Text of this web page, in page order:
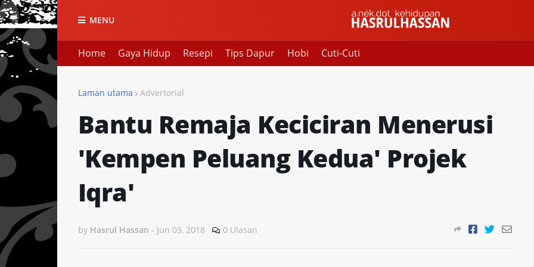
MENU
Home Gaya Hidup Resepi Tips Dapur Hobi Cuti-Cuti
Laman utama Advertorial
Bantu Remaja Keciciran Menerusi
'Kempen Peluang Kedua' Projek
Iqra'
by Hasrul Hassan - Jun 03, 2018 0 Ulasan